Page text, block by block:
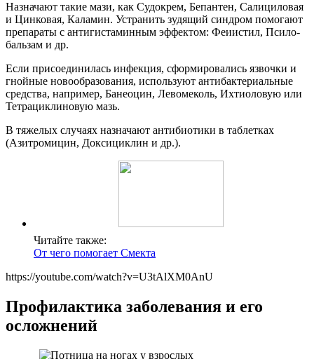
Назначают такие мази, как Судокрем, Бепантен, Салициловая
и Цинковая, Каламин. Устранить зудящий синдром помогают
препараты с антигистаминным эффектом: Феиистил, Псило-
бальзам и др.
Если присоединилась инфекция, сформировались язвочки и
гнойные новообразования, используют антибактериальные
средства, например, Банеоцин, Левомеколь, Ихтиоловую или
Тетрациклиновую мазь.
В тяжелых случаях назначают антибиотики в таблетках
(Азитромицин, Доксициклин и др.).
Читайте также:
От чего помогает Смекта
https://youtube.com/watch?v=U3tAlXM0AnU
Профилактика заболевания и его
осложнений